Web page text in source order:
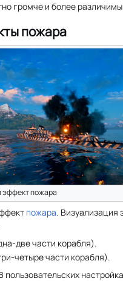
громче и более
пожара
эффект пожара
пожара. Визуализация
две части корабля).
четыре части корабля).